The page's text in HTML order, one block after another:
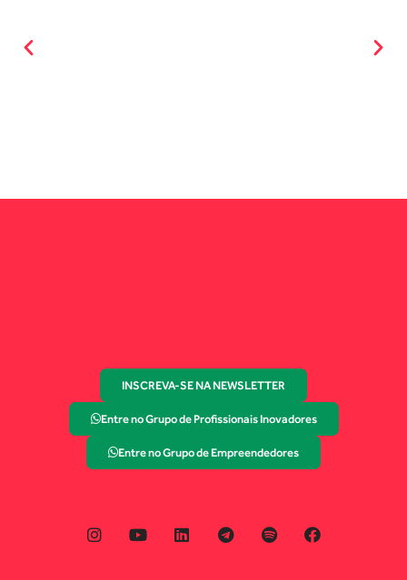
INSCREVA-SE NA NEWSLETTER
Entre no Grupo de Profissionais Inovadores
Entre no Grupo de Empreendedores